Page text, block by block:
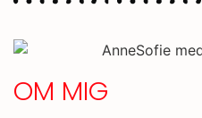
OM MIG